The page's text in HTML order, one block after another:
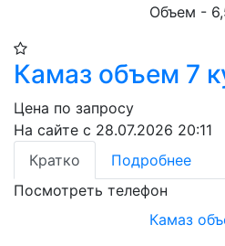
Объем -
Камаз объем 7
Цена по запросу
На сайте с 28.07.2026 20:11
Кратко
Подробнее
Посмотреть телефон
Камаз